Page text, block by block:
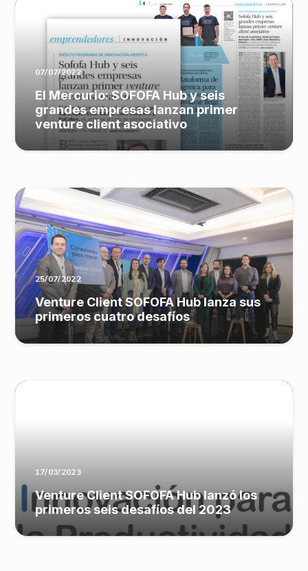
07/07/2022
El Mercurio: SOFOFA Hub y seis
grandes empresas lanzan primer
venture client asociativo
25/07/2022
Venture Client SOFOFA Hub lanza sus
primeros cuatro desafíos
17/03/2023
Venture Client SOFOFA Hub lanzó los
primeros seis desafíos del 2023